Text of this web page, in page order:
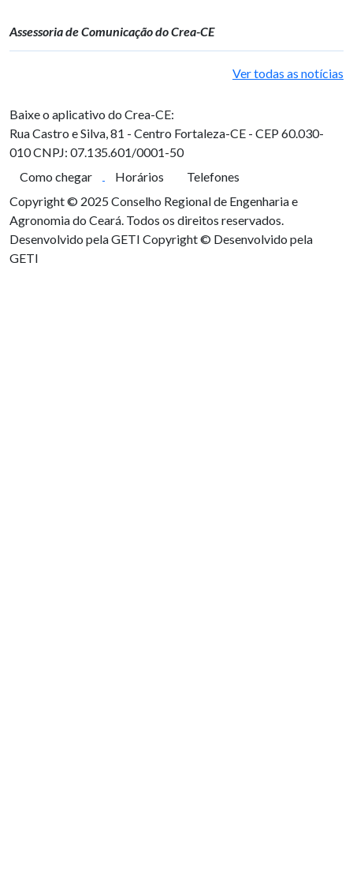
Assessoria de Comunicação do Crea-CE
Ver todas as notícias
Baixe o aplicativo do Crea-CE:
Rua Castro e Silva, 81 - Centro Fortaleza-CE - CEP 60.030-
010CNPJ: 07.135.601/0001-50
Como chegar
Horários
Telefones
Copyright © 2025 Conselho Regional de Engenharia e
Agronomia do Ceará. Todos os direitos reservados.
Desenvolvido pela GETI Copyright © Desenvolvido pela
GETI